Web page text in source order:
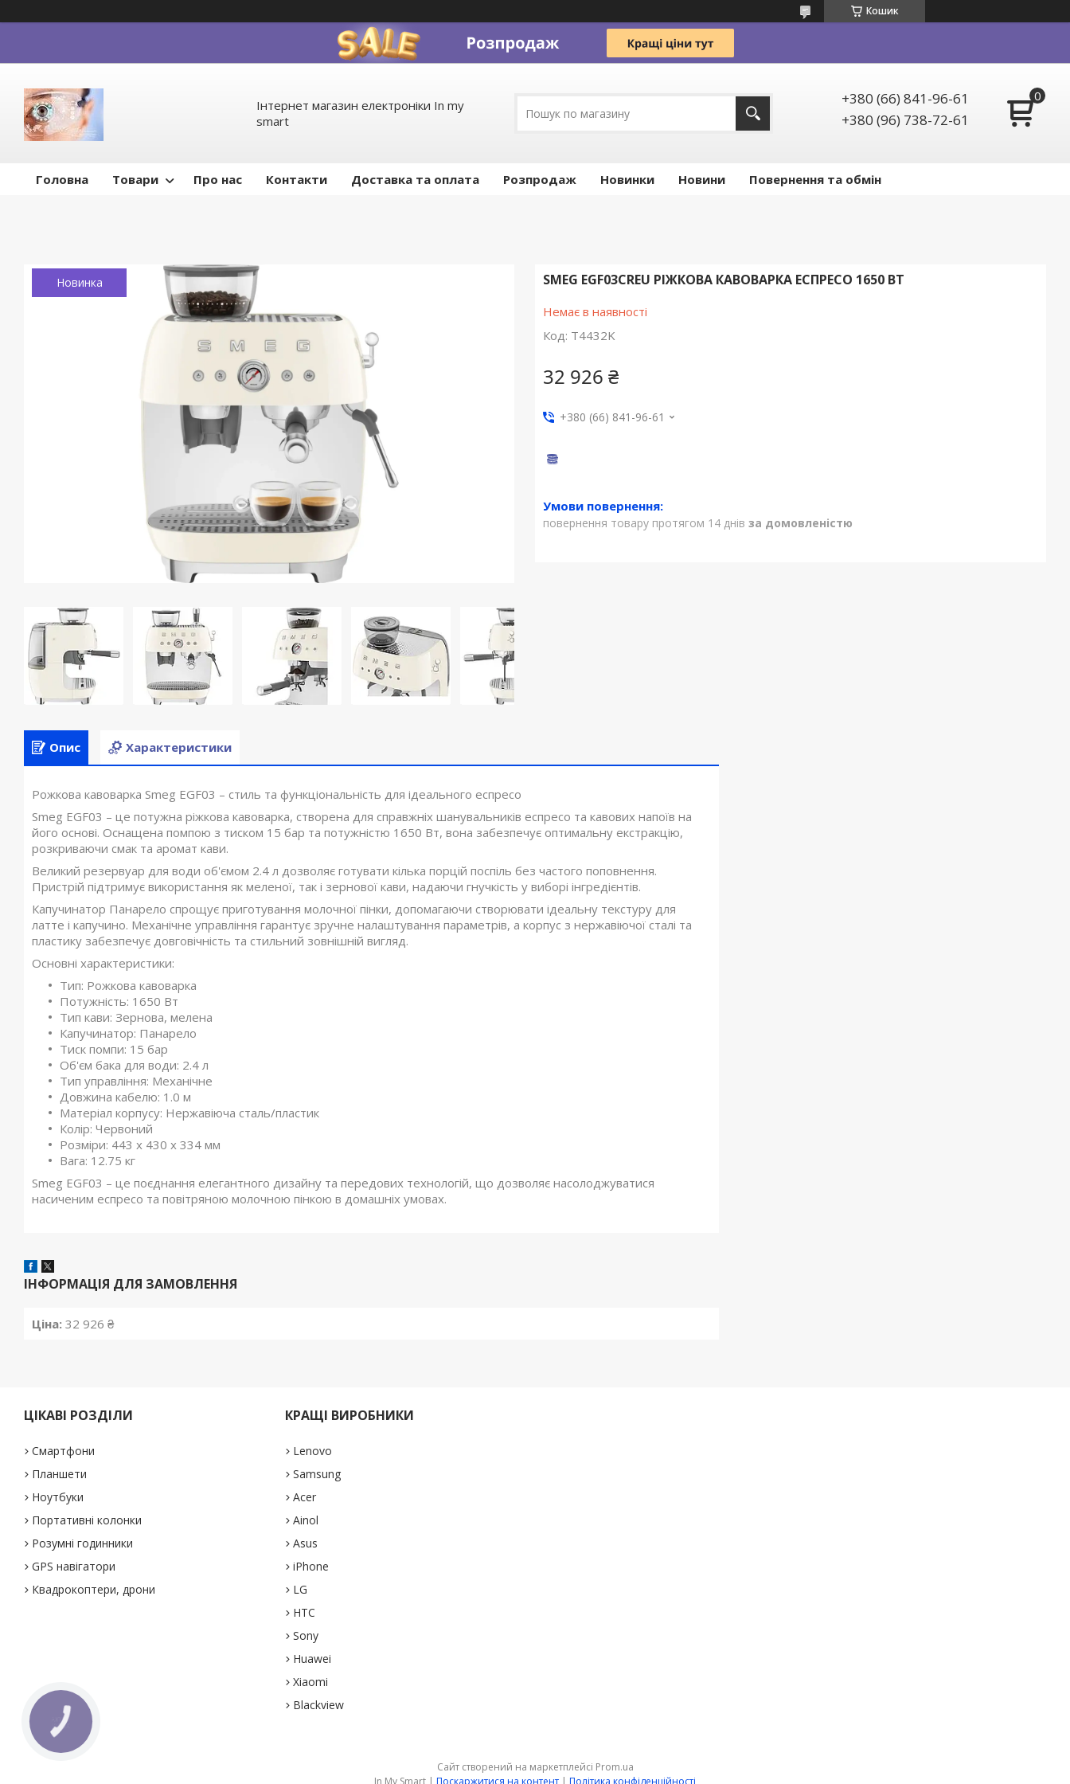
Кошик
Інтернет магазин електроніки In my
smart
+380 (66) 841-96-61
+380 (96) 738-72-61
Головна Товари Про нас Контакти Доставка та оплата Pозпродаж Новинки Новини Повернення та обмін
Новинка SMEG EGF03CREU РІЖКОВА КАВОВАРКА ЕСПРЕСО 1650 ВТ
Немає в наявності
Код: T4432K
32 926 ₴
+380 (66) 841-96-61
повернення товару протягом 14 днів за домовленістю
Опис Характеристики
Рожкова кавоварка Smeg EGF03 – стиль та функціональність для ідеального еспресо
Smeg EGF03 – це потужна ріжкова кавоварка, створена для справжніх шанувальників еспресо та кавових напоїв на
його основі. Оснащена помпою з тиском 15 бар та потужністю 1650 Вт, вона забезпечує оптимальну екстракцію,
розкриваючи смак та аромат кави.
Великий резервуар для води об'ємом 2.4 л дозволяє готувати кілька порцій поспіль без частого поповнення.
Пристрій підтримує використання як меленої, так і зернової кави, надаючи гнучкість у виборі інгредієнтів.
Капучинатор Панарело спрощує приготування молочної пінки, допомагаючи створювати ідеальну текстуру для
латте і капучино. Механічне управління гарантує зручне налаштування параметрів, а корпус з нержавіючої сталі та
пластику забезпечує довговічність та стильний зовнішній вигляд.
Основні характеристики:
Тип: Рожкова кавоварка
Потужність: 1650 Вт
Тип кави: Зернова, мелена
Капучинатор: Панарело
Тиск помпи: 15 бар
Об'єм бака для води: 2.4 л
Тип управління: Механічне
Довжина кабелю: 1.0 м
Матеріал корпусу: Нержавіюча сталь/пластик
Колір: Червоний
Розміри: 443 х 430 х 334 мм
Вага: 12.75 кг
Smeg EGF03 – це поєднання елегантного дизайну та передових технологій, що дозволяє насолоджуватися
насиченим еспресо та повітряною молочною пінкою в домашніх умовах.
ІНФОРМАЦІЯ ДЛЯ ЗАМОВЛЕННЯ
Ціна: 32 926 ₴
ЦІКАВІ РОЗДІЛИ
Смартфони
Планшети
Ноутбуки
Портативні колонки
Розумні годинники
GPS навігатори
Квадрокоптери, дрони
КРАЩІ ВИРОБНИКИ
Lenovo
Samsung
Acer
Ainol
Asus
iPhone
LG
HTC
Sony
Huawei
Xiaomi
Blackview
Сайт створений на маркетплейсі Prom.ua
In My Smart | Поскаржитися на контент | Політика конфіденційності
КНОПКА
ЗВ'ЯЗКУ